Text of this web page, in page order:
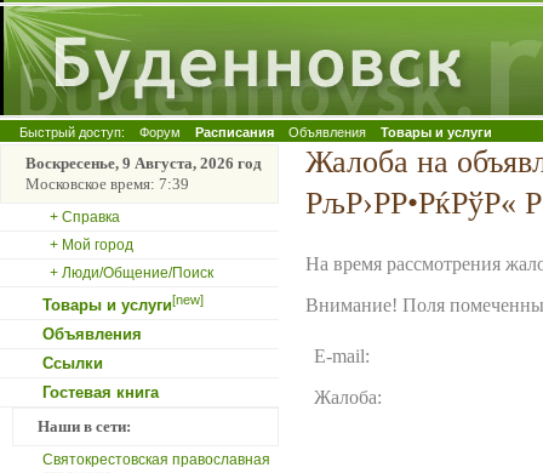
Быстрый доступ: Форум Расписания Объявления Товары и услуги
Воскресенье, 9 Августа, 2026 год
Московское время: 7:39
+ Справка
+ Мой город
+ Люди/Общение/Поиск
Товары и услуги[new]
Объявления
Ссылки
Гостевая книга
Наши в сети:
Святокрестовская православная
Жалоба на
РљР›РР•РќРўР«
На время рассмотрения
Внимание! Поля
E-mail:
Жалоба: